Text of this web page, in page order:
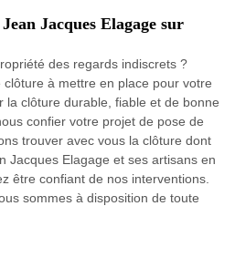
Jacques Elagage sur
des regards indiscrets ?
clôture à mettre en place pour votre
la clôture durable, fiable et de bonne
confier votre projet de pose de
trouver avec vous la clôture dont
Jacques Elagage et ses artisans en
être confiant de nos interventions.
sommes à disposition de toute